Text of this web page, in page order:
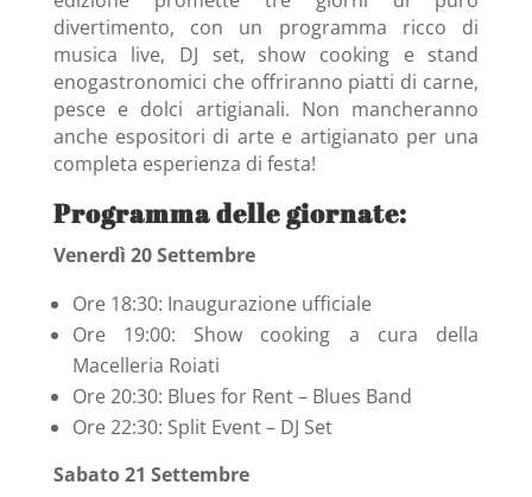
divertimento, con un programma ricco di
musica live, DJ set, show cooking e stand
enogastronomici che offriranno piatti di carne,
pesce e dolci artigianali. Non mancheranno
anche espositori di arte e artigianato per una
completa esperienza di festa!
Programma delle giornate:
Venerdì 20 Settembre
Ore 18:30: Inaugurazione ufficiale
Ore 19:00: Show cooking a cura della
Macelleria Roiati
Ore 20:30: Blues for Rent – Blues Band
Ore 22:30: Split Event – DJ Set
Sabato 21 Settembre